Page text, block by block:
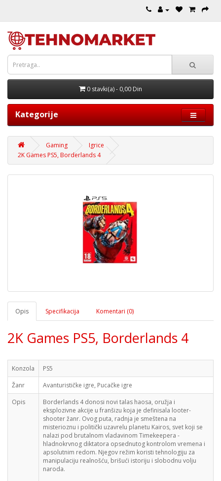
0 stavki(a) - 0,00 Din
Kategorije
Gaming
Igrice
2K Games PS5, Borderlands 4
Opis Specifikacija Komentari (0)
2K Games PS5, Borderlands 4
Konzola
PS5
Žanr
Avanturističke igre, Pucačke igre
Opis
Borderlands 4 donosi novi talas haosa, oružja i
eksplozivne akcije u franšizu koja je definisala looter-
shooter žanr. Ovog puta, radnja je smeštena na
misterioznu i politički uzavrelu planetu Kairos, svet koji se
nalazi pod brutalnom vladavinom Timekeepera -
hladnokrvnog diktatora opsednutog kontrolom vremena i
apsolutnim redom. Njegov režim koristi tehnologiju za
manipulaciju realnošću, brišući istoriju i slobodnu volju
naroda.